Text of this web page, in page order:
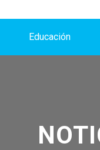
Educación